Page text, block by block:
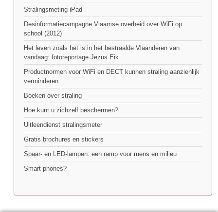
Stralingsmeting iPad
Desinformatiecampagne Vlaamse overheid over WiFi op
school (2012)
Het leven zoals het is in het bestraalde Vlaanderen van
vandaag: fotoreportage Jezus Eik
Productnormen voor WiFi en DECT kunnen straling aanzienlijk
verminderen
Boeken over straling
Hoe kunt u zichzelf beschermen?
Uitleendienst stralingsmeter
Gratis brochures en stickers
Spaar- en LED-lampen: een ramp voor mens en milieu
Smart phones?